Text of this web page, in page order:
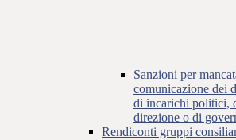
Sanzioni per
comunicazione dei
di incarichi politici,
direzione o di
Rendiconti gruppi